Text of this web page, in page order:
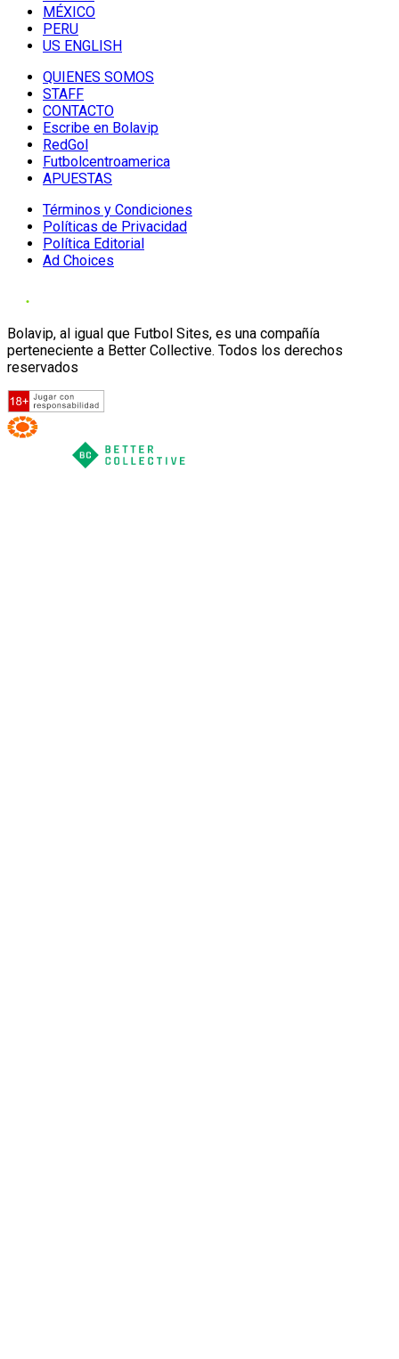
MÉXICO
PERU
US ENGLISH
QUIENES SOMOS
STAFF
CONTACTO
Escribe en Bolavip
RedGol
Futbolcentroamerica
APUESTAS
Términos y Condiciones
Políticas de Privacidad
Política Editorial
Ad Choices
Bolavip, al igual que Futbol Sites, es una compañía
perteneciente a Better Collective. Todos los derechos
reservados